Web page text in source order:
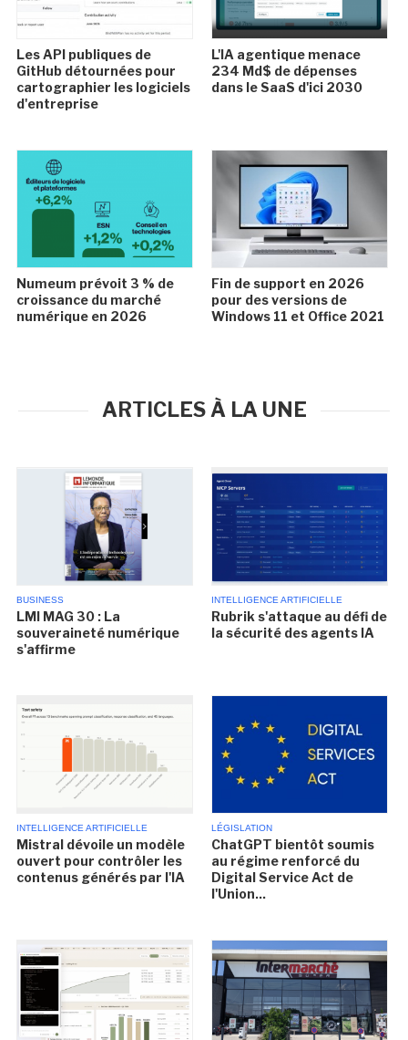
Les API publiques de
GitHub détournées pour
cartographier les logiciels
d'entreprise
L'IA agentique menace
234 Md$ de dépenses
dans le SaaS d'ici 2030
Numeum prévoit 3 % de
croissance du marché
numérique en 2026
Fin de support en 2026
pour des versions de
Windows 11 et Office 2021
ARTICLES À LA UNE
BUSINESS
LMI MAG 30 : La
souveraineté numérique
s'affirme
INTELLIGENCE ARTIFICIELLE
Rubrik s'attaque au défi de
la sécurité des agents IA
INTELLIGENCE ARTIFICIELLE
Mistral dévoile un modèle
ouvert pour contrôler les
contenus générés par l'IA
LÉGISLATION
ChatGPT bientôt soumis
au régime renforcé du
Digital Service Act de
l'Union...